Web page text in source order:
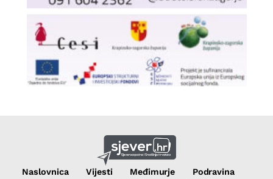
Naslovnica Vijesti Međimurje
Podravina